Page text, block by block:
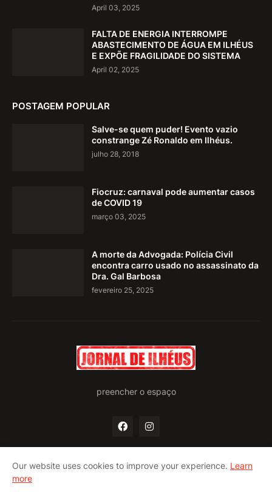
April 03, 2025
FALTA DE ENERGIA INTERROMPE
ABASTECIMENTO DE ÁGUA EM ILHÉUS
E EXPÕE FRAGILIDADE DO SISTEMA
April 02, 2025
POSTAGEM POPULAR
Salve-se quem puder! Evento vazio
constrange Zé Ronaldo em Ilhéus.
julho 28, 2018
Fiocruz: carnaval pode aumentar casos
de COVID 19
março 03, 2025
A morte da Advogada: Polícia Civil
encontra carro usado no assassinato da
Dra. Gal Barbosa
fevereiro 25, 2025
preencher o espaço
Home
Our website uses cookies to improve your experience. Learn
more